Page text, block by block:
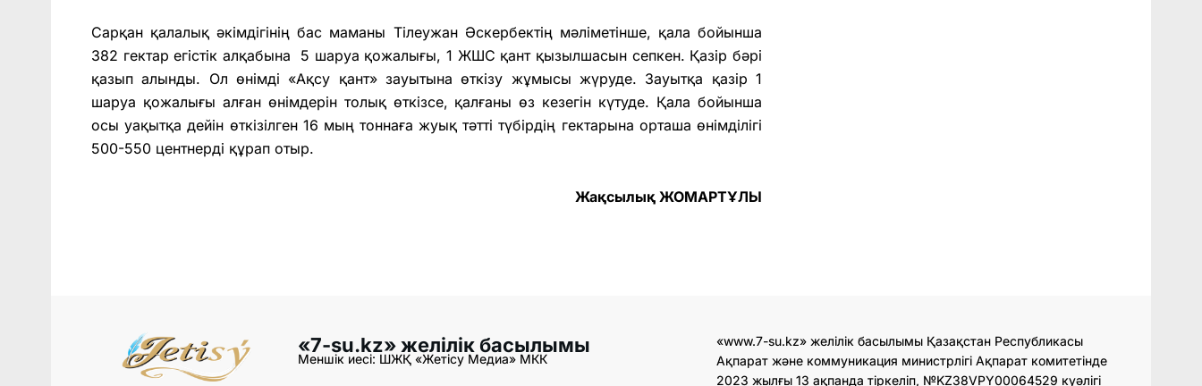
Сарқан қалалық әкімдігінің бас маманы Тілеужан Әскербектің мәліметінше, қала бойынша
382 гектар егістік алқабына 5 шаруа қожалығы, 1 ЖШС қант қызылшасын сепкен. Қазір бәрі
қазып алынды. Ол өнімді «Ақсу қант» зауытына өткізу жұмысы жүруде. Зауытқа қазір 1
шаруа қожалығы алған өнімдерін толық өткізсе, қалғаны өз кезегін күтуде. Қала бойынша
осы уақытқа дейін өткізілген 16 мың тоннаға жуық тәтті түбірдің гектарына орташа өнімділігі
500-550 центнерді құрап отыр.
Жақсылық ЖОМАРТҰЛЫ
«7-su.kz» желілік басылымы
Меншік иесі: ШЖҚ «Жетісу Медиа» МКК
«www.7-su.kz» желілік басылымы Қазақстан Республикасы
Ақпарат және коммуникация министрлігі Ақпарат комитетінде
2023 жылғы 13 ақпанда тіркеліп, №KZ38VPY00064529 куәлігі